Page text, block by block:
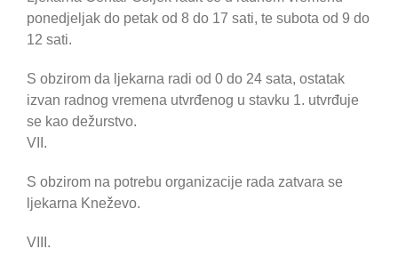
ponedjeljak do petak od 8 do 17 sati, te subota od 9 do
12 sati.
S obzirom da ljekarna radi od 0 do 24 sata, ostatak
izvan radnog vremena utvrđenog u stavku 1. utvrđuje
se kao dežurstvo.
VII.
S obzirom na potrebu organizacije rada zatvara se
ljekarna Kneževo.
VIII.